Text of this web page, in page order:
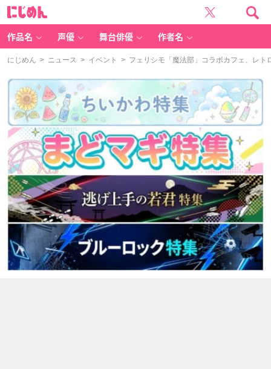
作品名 声優 舞台俳優 作者名
にじめん > ニュース > イベント > フェリシモ「魔法部」コラボカフェ、レ